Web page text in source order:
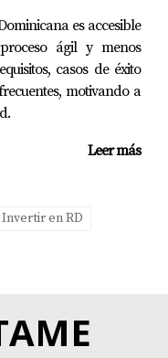
es accesible
ágil y menos
casos de éxito
motivando a
Leer más
Invertir en RD